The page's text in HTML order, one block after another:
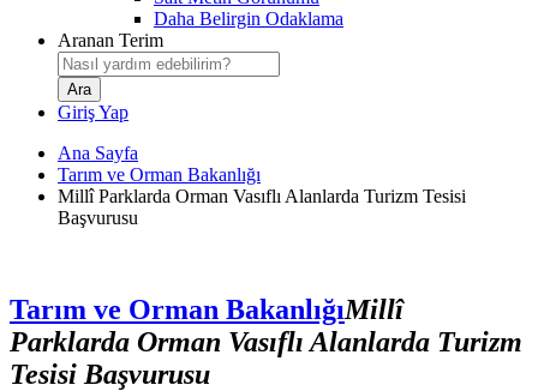
Daha Belirgin Odaklama
Aranan Terim
Giriş Yap
Ana Sayfa
Tarım ve Orman Bakanlığı
Millî Parklarda Orman Vasıflı Alanlarda Turizm Tesisi
Başvurusu
Tarım ve Orman BakanlığıMillî
Parklarda Orman Vasıflı Alanlarda Turizm
Tesisi Başvurusu